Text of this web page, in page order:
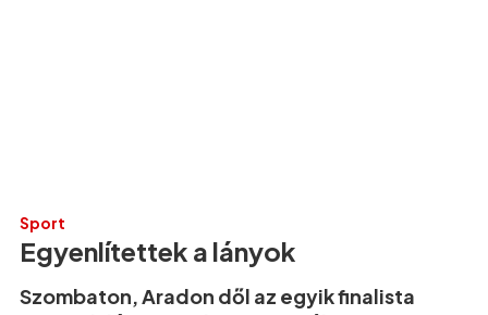
Sport
Egyenlítettek a lányok
Szombaton, Aradon dől az egyik finalista